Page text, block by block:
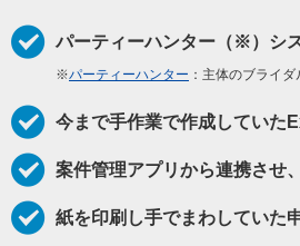
パーティーハンター（※）シ
※パーティーハンター ：主体のブライ
今まで手作業で作成していた
案件管理アプリから連携させ
紙を印刷し手でまわしていた